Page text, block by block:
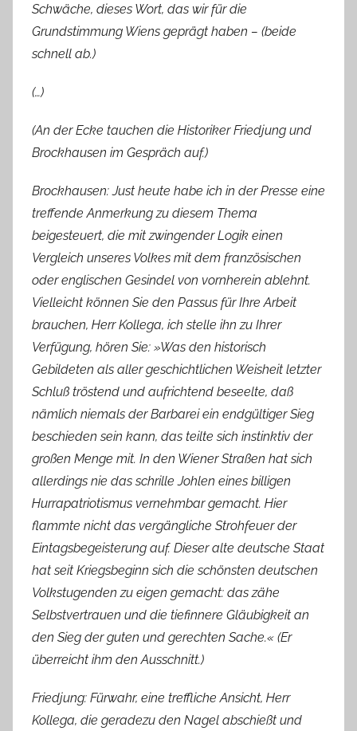
Schwäche, dieses Wort, das wir für die
Grundstimmung Wiens geprägt haben – (beide
schnell ab.)
(…)
(An der Ecke tauchen die Historiker Friedjung und
Brockhausen im Gespräch auf.)
Brockhausen: Just heute habe ich in der Presse eine
treffende Anmerkung zu diesem Thema
beigesteuert, die mit zwingender Logik einen
Vergleich unseres Volkes mit dem französischen
oder englischen Gesindel von vornherein ablehnt.
Vielleicht können Sie den Passus für Ihre Arbeit
brauchen, Herr Kollega, ich stelle ihn zu Ihrer
Verfügung, hören Sie: »Was den historisch
Gebildeten als aller geschichtlichen Weisheit letzter
Schluß tröstend und aufrichtend beseelte, daß
nämlich niemals der Barbarei ein endgültiger Sieg
beschieden sein kann, das teilte sich instinktiv der
großen Menge mit. In den Wiener Straßen hat sich
allerdings nie das schrille Johlen eines billigen
Hurrapatriotismus vernehmbar gemacht. Hier
flammte nicht das vergängliche Strohfeuer der
Eintagsbegeisterung auf. Dieser alte deutsche Staat
hat seit Kriegsbeginn sich die schönsten deutschen
Volkstugenden zu eigen gemacht: das zähe
Selbstvertrauen und die tiefinnere Gläubigkeit an
den Sieg der guten und gerechten Sache.« (Er
überreicht ihm den Ausschnitt.)
Friedjung: Fürwahr, eine treffliche Ansicht, Herr
Kollega, die geradezu den Nagel abschießt und